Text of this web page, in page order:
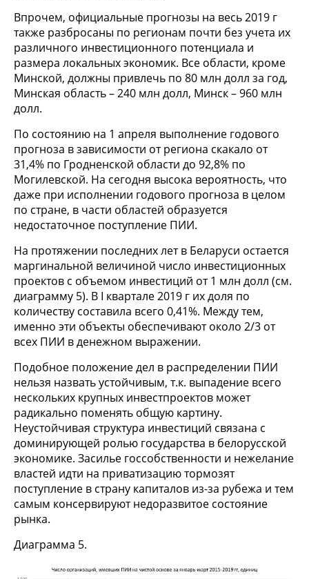
Впрочем, официальные прогнозы на весь 2019 г
также разбросаны по регионам почти без учета их
различного инвестиционного потенциала и
размера локальных экономик. Все области, кроме
Минской, должны привлечь по 80 млн долл за год,
Минская область – 240 млн долл, Минск – 960 млн
долл.
По состоянию на 1 апреля выполнение годового
прогноза в зависимости от региона скакало от
31,4% по Гродненской области до 92,8% по
Могилевской. На сегодня высока вероятность, что
даже при исполнении годового прогноза в целом
по стране, в части областей образуется
недостаточное поступление ПИИ.
На протяжении последних лет в Беларуси остается
маргинальной величиной число инвестиционных
проектов с объемом инвестиций от 1 млн долл (см.
диаграмму 5). В I квартале 2019 г их доля по
количеству составила всего 0,41%. Между тем,
именно эти объекты обеспечивают около 2/3 от
всех ПИИ в денежном выражении.
Подобное положение дел в распределении ПИИ
нельзя назвать устойчивым, т.к. выпадение всего
нескольких крупных инвестпроектов может
радикально поменять общую картину.
Неустойчивая структура инвестиций связана с
доминирующей ролью государства в белорусской
экономике. Засилье госсобственности и нежелание
властей идти на приватизацию тормозят
поступление в страну капиталов из-за рубежа и тем
самым консервируют недоразвитое состояние
рынка.
Диаграмма 5.